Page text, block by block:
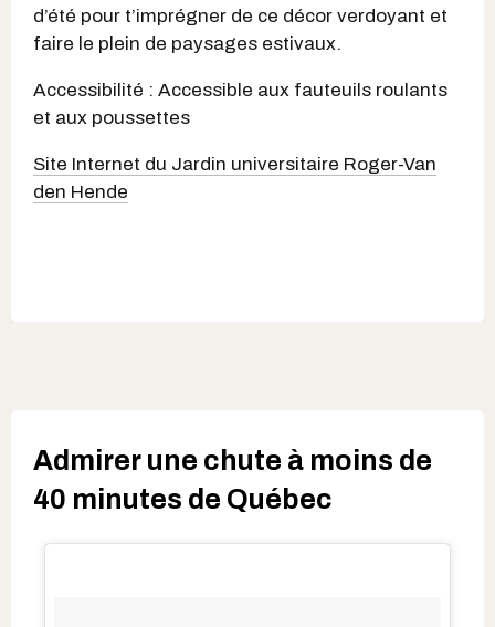
d’été pour t’imprégner de ce décor verdoyant et
faire le plein de paysages estivaux.
Accessibilité : Accessible aux fauteuils roulants
et aux poussettes
Site Internet du Jardin universitaire Roger-Van
den Hende
Admirer une chute à moins de
40 minutes de Québec